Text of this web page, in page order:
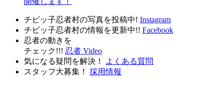
チビッ子忍者村の写真を投稿中! Instagram
チビッ子忍者村の情報を更新中!! Facebook
忍者の動きを
チェック!!! 忍者 Video
気になる疑問を解決！
よくある質問
スタッフ大募集！ 採用情報